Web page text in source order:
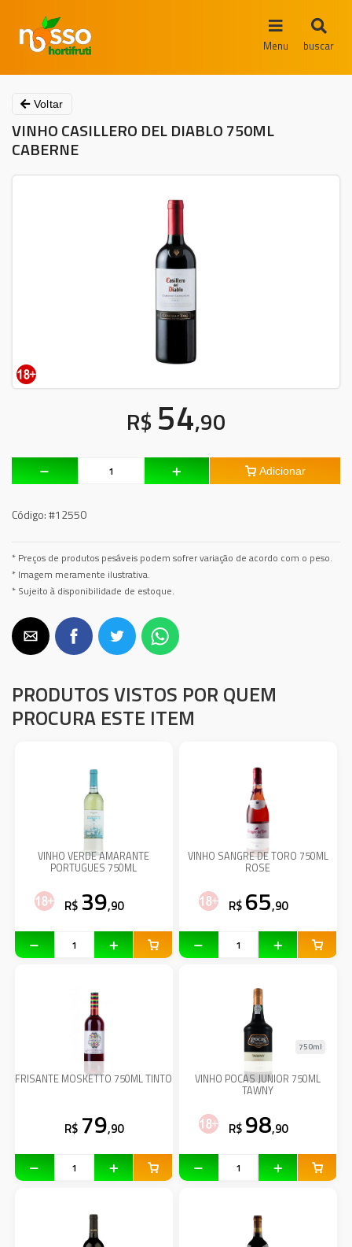
Menu buscar
Voltar
VINHO CASILLERO DEL DIABLO 750ML
CABERNE
R$ 54,90
Adicionar
Código:#12550
* Preços de produtos pesáveis podem sofrer variação de acordo com o peso.
* Imagem meramente ilustrativa.
* Sujeito à disponibilidade de estoque.
PRODUTOS VISTOS POR QUEM
PROCURA ESTE ITEM
VINHO VERDE AMARANTE
PORTUGUES 750ML
R$ 39,90
VINHO SANGRE DE TORO 750ML
ROSE
R$ 65,90
FRISANTE MOSKETTO 750ML TINTO
R$ 79,90
VINHO POCAS JUNIOR 750ML
TAWNY
750ml
R$ 98,90